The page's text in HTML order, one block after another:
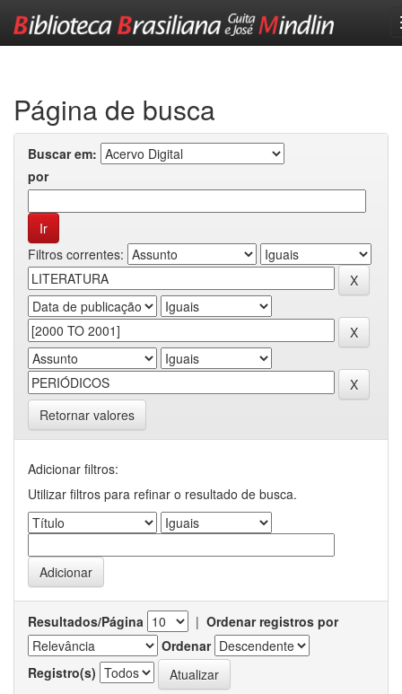
Página de busca
Buscar em:
por
Filtros correntes:
Retornar valores
Adicionar filtros:
Utilizar filtros para refinar o resultado de busca.
Resultados/Página | Ordenar registros por
Ordenar
Registro(s)